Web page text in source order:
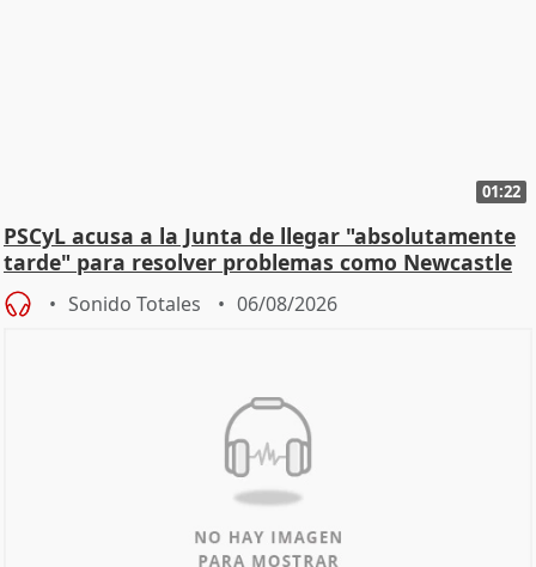
01:22
PSCyL acusa a la Junta de llegar "absolutamente
tarde" para resolver problemas como Newcastle
Sonido Totales 06/08/2026